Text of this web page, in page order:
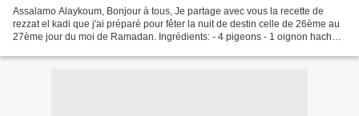
Assalamo Alaykoum, Bonjour à tous, Je partage avec vous la recette de
rezzat el kadi que j'ai préparé pour fêter la nuit de destin celle de 26ème au
27ème jour du moi de Ramadan. Ingrédients: - 4 pigeons - 1 oignon haché -